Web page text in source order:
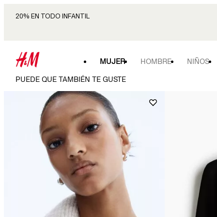
20% EN TODO INFANTIL
MUJER HOMBRE NIÑOS
PUEDE QUE TAMBIÉN TE GUSTE